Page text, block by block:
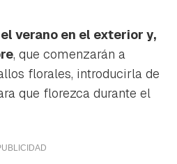
verano en el exterior y,
, que comenzarán a
florales, introducirla de
que florezca durante el